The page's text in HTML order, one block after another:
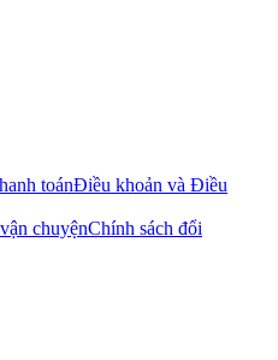
toánĐiều khoản và Điều
chuyệnChính sách đổi